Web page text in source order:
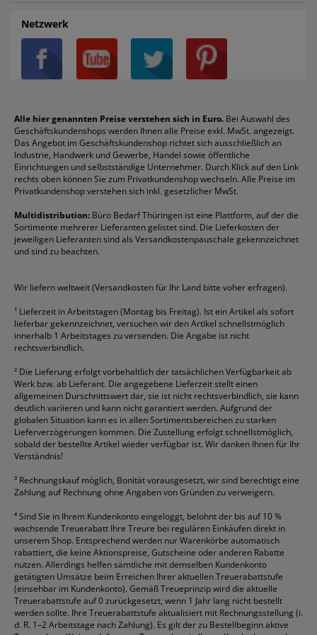
AGB
Datenschutz
Privatsphäre-Einstellungen
Über uns
Reklamation / Retouren
Vertrag widerrufen (Privatkunden)
Rabatte & Aktionen
Batterien
Bleistifte
Blöcke
Boardmarker
Briefumschläge
Druckerpatronen
Etiketten
Fineliner
Folienschreiber
Formulare
Gelschreiber
Geschäftsbücher
Heftstreifen
Kaffee
Klebeband
Klemmmappen
Kopierpapier
Korrekturmittel
Kugelschreiber
Mappen
Ordner
Packband
Permanentmarker
Radiergummis
Schnellhefter
Sichthüllen
Taschenrechner
Textmarker
Tintenroller
Tintenpatronen
Toilettenpapier
Toner
Versandmaterial
Versandtaschen
Alco
Avery/Zweckform
Canon
Durable
DYMO
Edding
Esselte
Faber-Castell
Fellowes
Franken
Fripa
HP
Leitz
Läufer
Melitta
Pentel
Pelikan
Pilot
Pritt
Schneider
Stabilo
Staedtler
alle Marken anzeigen
Netzwerk
Alle hier genannten Preise verstehen sich in Euro. Bei Auswahl des
Geschäftskundenshops werden Ihnen alle Preise exkl. MwSt. angezeigt.
Das Angebot im Geschäftskundenshop richtet sich ausschließlich an
Industrie, Handwerk und Gewerbe, Handel sowie öffentliche
Einrichtungen und selbstständige Unternehmer. Durch Klick auf den Link
rechts oben können Sie zum Privatkundenshop wechseln. Alle Preise im
Privatkundenshop verstehen sich inkl. gesetzlicher MwSt.
Multidistribution: Büro Bedarf Thüringen ist eine Plattform, auf der die
Sortimente mehrerer Lieferanten gelistet sind. Die Lieferkosten der
jeweiligen Lieferanten sind als Versandkostenpauschale gekennzeichnet
und sind zu beachten.
Wir liefern weltweit (Versandkosten für Ihr Land bitte voher erfragen).
¹ Lieferzeit in Arbeitstagen (Montag bis Freitag). Ist ein Artikel als sofort
lieferbar gekennzeichnet, versuchen wir den Artikel schnellstmöglich
innerhalb 1 Arbeitstages zu versenden. Die Angabe ist nicht
rechtsverbindlich.
² Die Lieferung erfolgt vorbehaltlich der tatsächlichen Verfügbarkeit ab
Werk bzw. ab Lieferant. Die angegebene Lieferzeit stellt einen
allgemeinen Durschnittswert dar, sie ist nicht rechtsverbindlich, sie kann
deutlich variieren und kann nicht garantiert werden. Aufgrund der
globalen Situation kann es in allen Sortimentsbereichen zu starken
Lieferverzögerungen kommen. Die Zustellung erfolgt schnellstmöglich,
sobald der bestellte Artikel wieder verfügbar ist. Wir danken Ihnen für Ihr
Verständnis!
³ Rechnungskauf möglich, Bonität vorausgesetzt, wir sind berechtigt eine
Zahlung auf Rechnung ohne Angaben von Gründen zu verweigern.
⁴Sind Sie in Ihrem Kundenkonto eingeloggt, belohnt der bis auf 10 %
wachsende Treuerabatt Ihre Treure bei regulären Einkäufen direkt in
unserem Shop. Entsprechend werden nur Warenkörbe automatisch
rabattiert, die keine Aktionspreise, Gutscheine oder anderen Rabatte
nutzen. Allerdings helfen sämtliche mit demselben Kundenkonto
getätigten Umsätze beim Erreichen Ihrer aktuellen Treuerabattstufe
(einsehbar im Kundenkonto). Gemäß Treueprinzip wird die aktuelle
Treuerabattstufe auf 0 zurückgesetzt, wenn 1 Jahr lang nicht bestellt
werden sollte. Ihre Treuerabattstufe aktualisiert mit Rechnungsstellung (i.
d. R. 1–2 Arbeitstage nach Zahlung). Es gilt der zu Bestellbeginn aktive